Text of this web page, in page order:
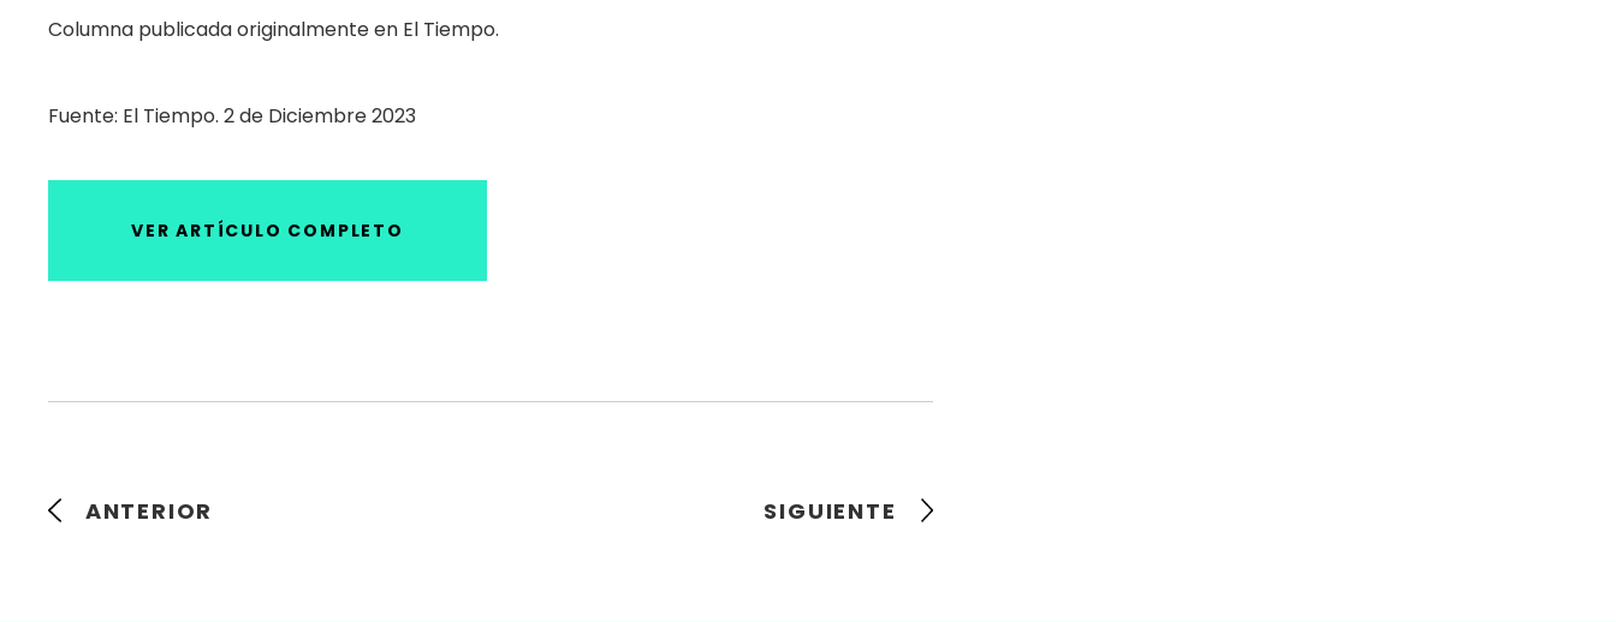
Columna publicada originalmente en El Tiempo.
Fuente: El Tiempo. 2 de Diciembre 2023
VER ARTÍCULO COMPLETO
ANTERIOR SIGUIENTE